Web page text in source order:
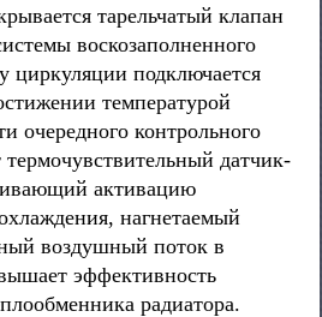
тарельчатый клапан
воскозаполненного
циркуляции подключается
температурой
очередного контрольного
термочувствительный датчик-
активацию
нагнетаемый
воздушный поток в
эффективность
радиатора.